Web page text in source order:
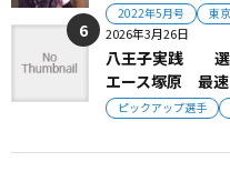
2022年5月号 東
2026年3月26日
八王子実践 選
エース塚原 最速
ピックアップ選手